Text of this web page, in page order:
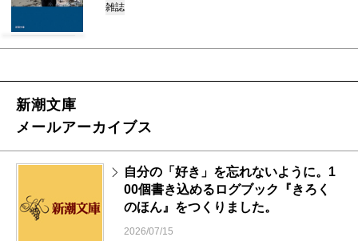
雑誌
新潮文庫
メールアーカイブス
自分の「好き」を忘れないように。1
00個書き込めるログブック『きろく
のほん』をつくりました。
2026/07/15